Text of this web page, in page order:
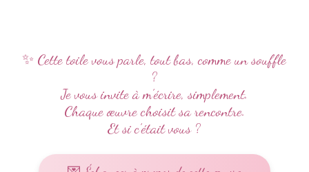
✨ Cette toile vous parle, tout bas, comme un souffle
?
Je vous invite à m’écrire, simplement.
Chaque œuvre choisit sa rencontre.
Et si c’était vous ?